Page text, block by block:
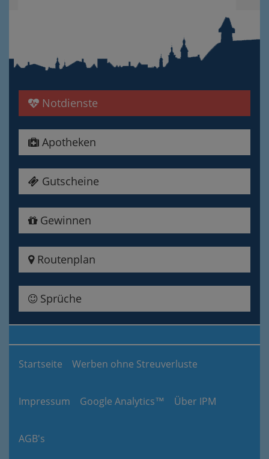
Notdienste
Apotheken
Gutscheine
Gewinnen
Routenplan
Sprüche
Startseite Werben ohne Streuverluste
Impressum Google Analytics™ Über IPM
AGB's